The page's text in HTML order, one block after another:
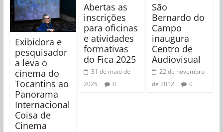
Exibidora e
pesquisador
a leva o
cinema do
Tocantins ao
Panorama
Internacional
Coisa de
Cinema
Abertas as
inscrições
para oficinas
e atividades
formativas
do Fica 2025
31 de maio de
2025
0
São
Bernardo do
Campo
inaugura
Centro de
Audiovisual
22 de novembro
de 2012
0